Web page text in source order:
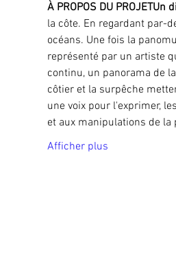
À PROPOS DU PROJETUn
la côte. En regardant par-
océans. Une fois la
représenté par un artiste
continu, un panorama de
côtier et la surpêche
une voix pour l'exprimer,
et aux manipulations de
Afficher plus